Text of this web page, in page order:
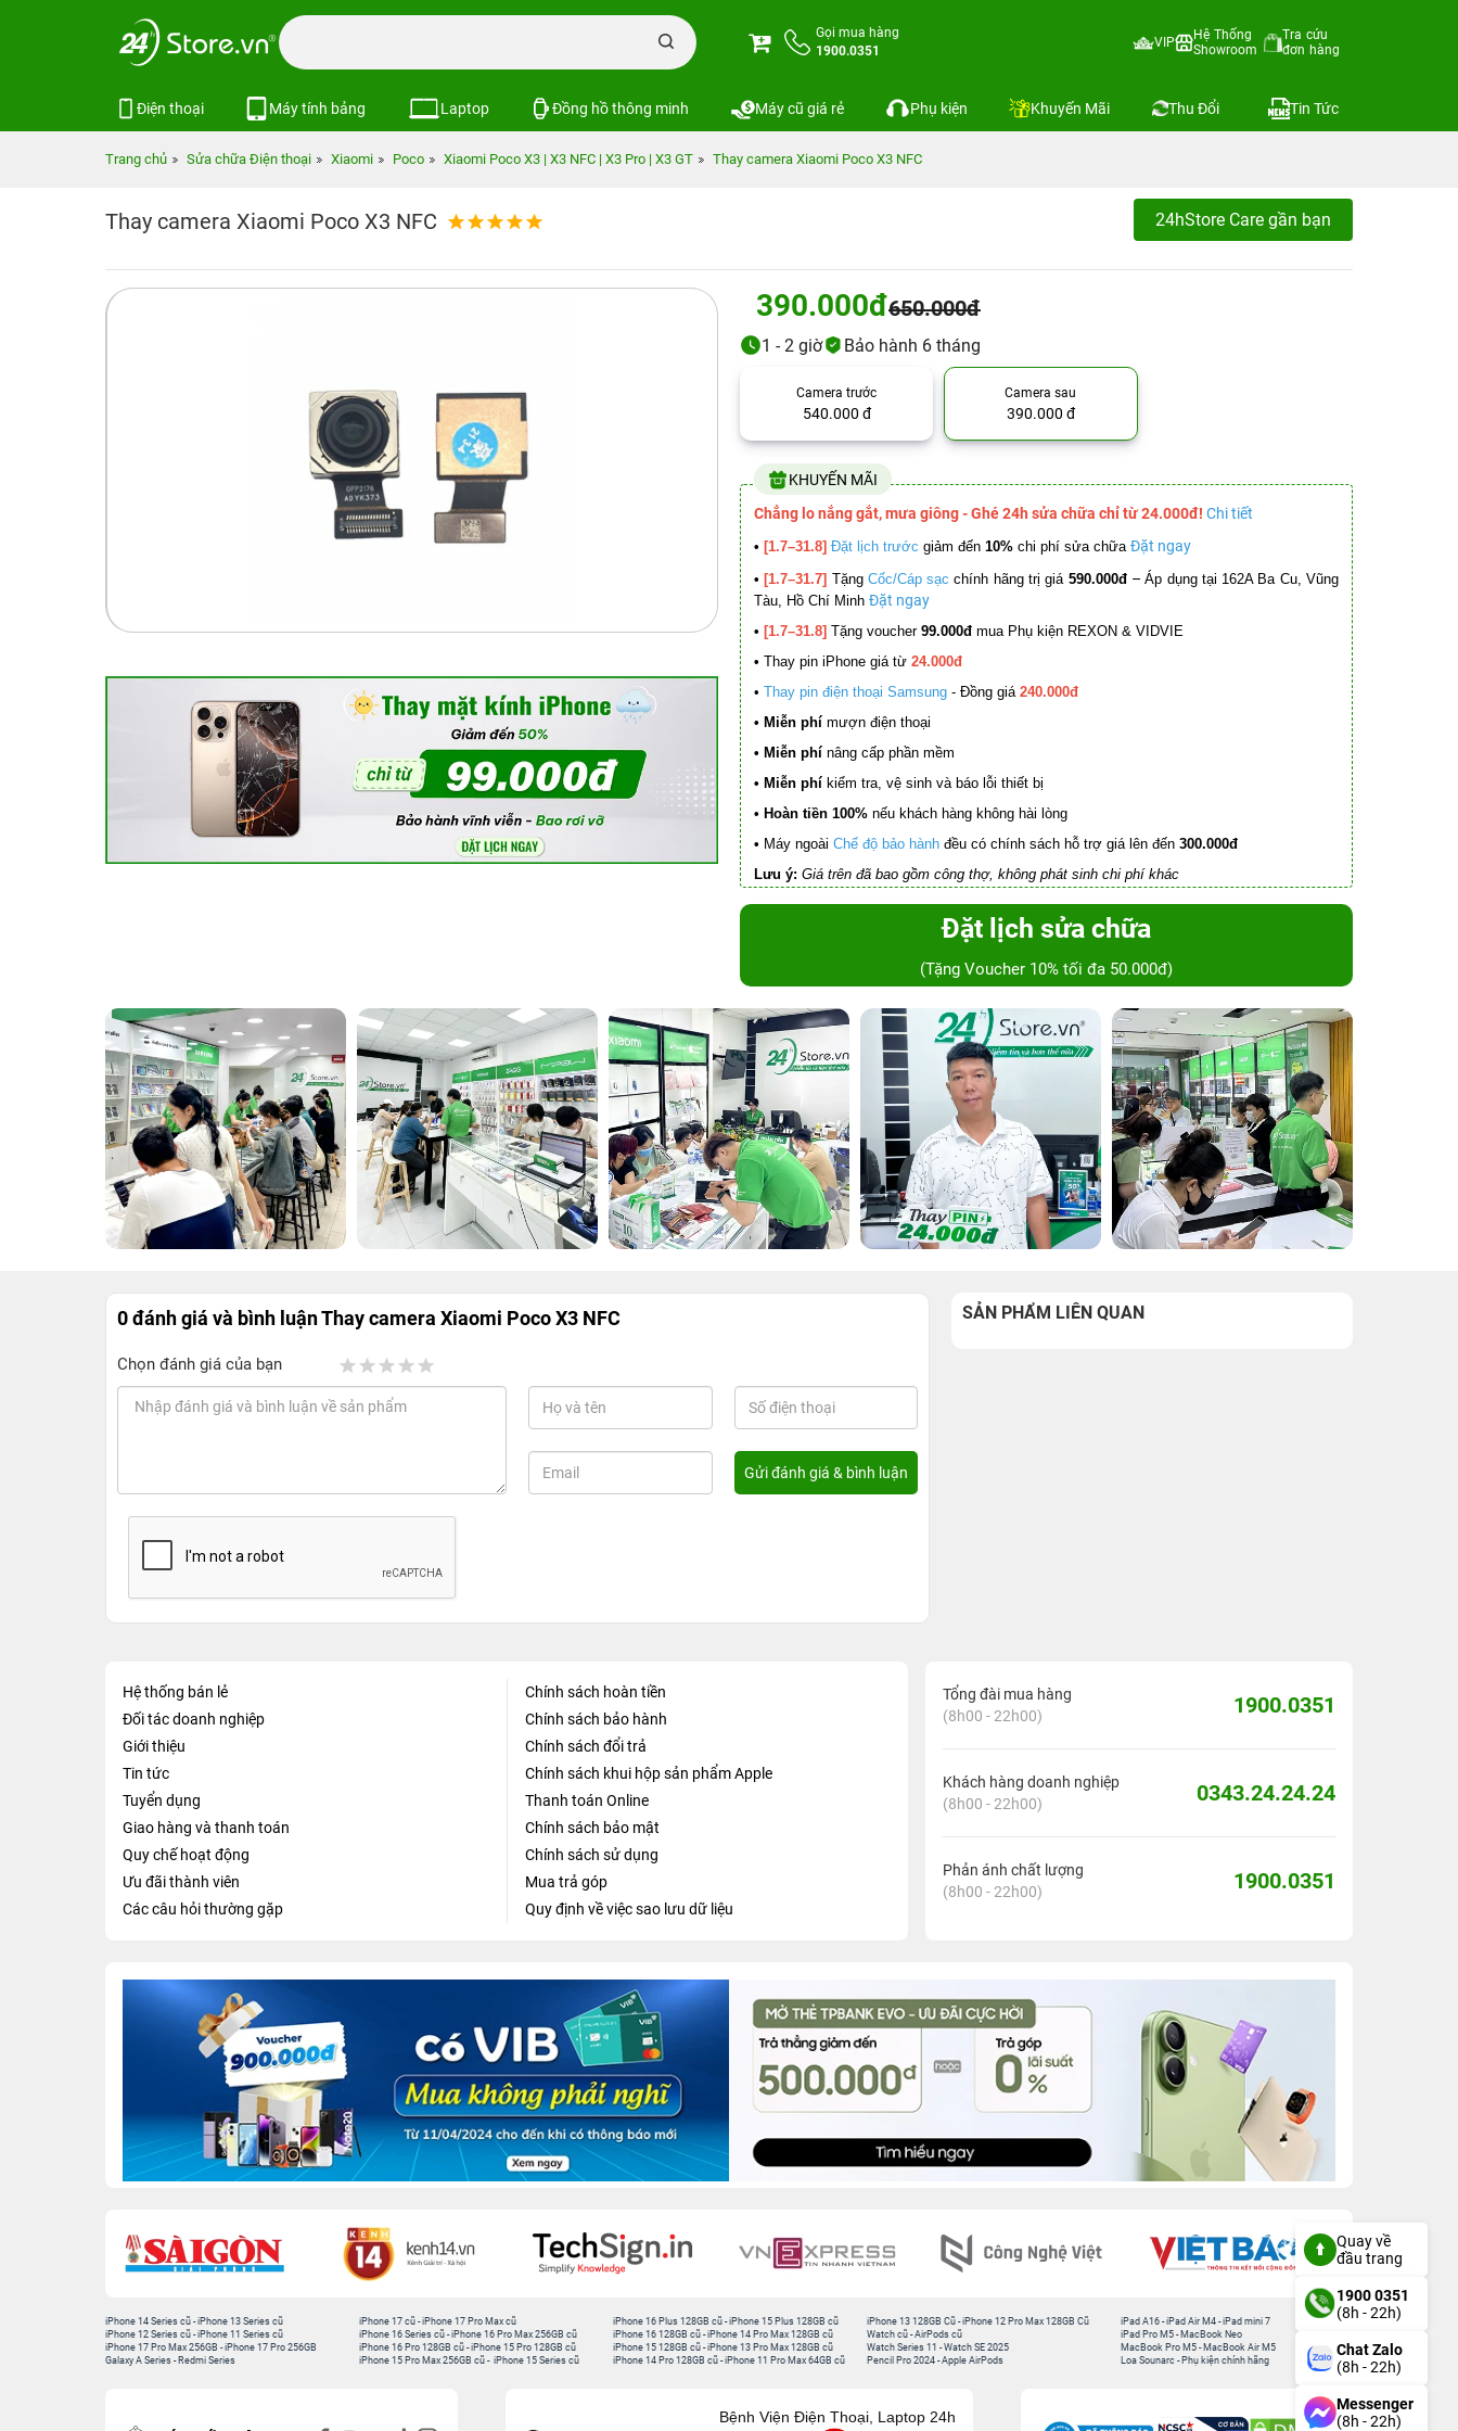
Gọi mua hàng
1900.0351
VIP
Hệ Thống
Showroom
Tra cứu
đơn hàng
Điện thoại Máy tính bảng Laptop Đồng hồ thông minh Máy cũ giá rẻ Phụ kiện Khuyến Mãi Thu Đổi Tin Tức
Trang chủ Sửa chữa Điện thoại Xiaomi Poco Xiaomi Poco X3 | X3 NFC | X3 Pro | X3 GT Thay camera Xiaomi Poco X3 NFC
Thay camera Xiaomi Poco X3 NFC 24hStore Care gần bạn
390.000đ650.000đ
1 - 2 giờ Bảo hành 6 tháng
Camera trước
540.000 đ
Camera sau
390.000 đ
KHUYẾN MÃI
Chẳng lo nắng gắt, mưa giông - Ghé 24h sửa chữa chỉ từ 24.000đ! Chi tiết
• [1.7–31.8] Đặt lịch trước giảm đến 10% chi phí sửa chữa Đặt ngay
• [1.7–31.7] Tặng Cốc/Cáp sạc chính hãng trị giá 590.000đ –Áp dụng tại 162A Ba Cu, Vũng
Tàu, Hồ Chí Minh Đặt ngay
• [1.7–31.8] Tặng voucher 99.000đ mua Phụ kiện REXON & VIDVIE
• Thay pin iPhone giá từ 24.000đ
• Thay pin điện thoại Samsung - Đồng giá 240.000đ
• Miễn phí mượn điện thoại
• Miễn phí nâng cấp phần mềm
• Miễn phí kiểm tra, vệ sinh và báo lỗi thiết bị
• Hoàn tiền 100% nếu khách hàng không hài lòng
• Máy ngoài Chế độ bảo hành đều có chính sách hỗ trợ giá lên đến 300.000đ
Lưu ý: Giá trên đã bao gồm công thợ, không phát sinh chi phí khác
Đặt lịch sửa chữa
(Tặng Voucher 10% tối đa 50.000đ)
0 đánh giá và bình luậnThay camera Xiaomi Poco X3 NFC
Chọn đánh giá của bạn
SẢN PHẨM LIÊN QUAN
Hệ thống bán lẻ
Đối tác doanh nghiệp
Giới thiệu
Tin tức
Tuyển dụng
Giao hàng và thanh toán
Quy chế hoạt động
Ưu đãi thành viên
Các câu hỏi thường gặp
Chính sách hoàn tiền
Chính sách bảo hành
Chính sách đổi trả
Chính sách khui hộp sản phẩm Apple
Thanh toán Online
Chính sách bảo mật
Chính sách sử dụng
Mua trả góp
Quy định về việc sao lưu dữ liệu
Tổng đài mua hàng
(8h00 - 22h00)
1900.0351
Khách hàng doanh nghiệp
(8h00 - 22h00)
0343.24.24.24
Phản ánh chất lượng
(8h00 - 22h00)
1900.0351
iPhone 14 Series cũ -iPhone 13 Series cũ
iPhone 12 Series cũ -iPhone 11 Series cũ
iPhone 17 Pro Max 256GB -iPhone 17 Pro 256GB
Galaxy A Series - Redmi Series
iPhone 17 cũ -iPhone 17 Pro Max cũ
iPhone 16 Series cũ - iPhone 16 Pro Max 256GB cũ
iPhone 16 Pro 128GB cũ -iPhone 15 Pro 128GB cũ
iPhone 15 Pro Max 256GB cũ - iPhone 15 Series cũ
iPhone 16 Plus 128GB cũ -iPhone 15 Plus 128GB cũ
iPhone 16 128GB cũ -iPhone 14 Pro Max 128GB cũ
iPhone 15 128GB cũ -iPhone 13 Pro Max 128GB cũ
iPhone 14 Pro 128GB cũ -iPhone 11 Pro Max 64GB cũ
iPhone 13 128GB Cũ -iPhone 12 Pro Max 128GB Cũ
Watch cũ -AirPods cũ
Watch Series 11 -Watch SE 2025
Pencil Pro 2024 -Apple AirPods
iPad A16 -iPad Air M4 -iPad mini 7
iPad Pro M5 - MacBook Neo
MacBook Pro M5 - MacBook Air M5
Loa Sounarc - Phụ kiện chính hãng
Bệnh Viện Điện Thoại, Laptop 24h
Quay về
đầu trang
1900 0351
(8h - 22h)
Chat Zalo
(8h - 22h)
Messenger
(8h - 22h)